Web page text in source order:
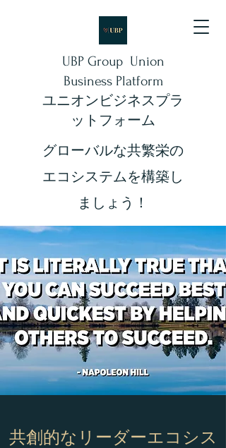
UBP Group Union
Business Platform
ユニオンビジネスプラ
ットフォーム
​​グローバルな共繁栄の
エコシステムを構築し
ましょう！
共創的なリーダーエコシス